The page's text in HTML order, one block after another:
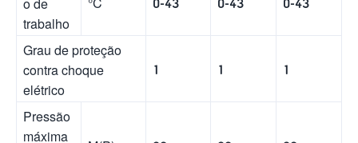
o de
trabalho
°C 0-43 0-43 0-43
Grau de proteção
contra choque
elétrico
1 1 1
Pressão
máxima